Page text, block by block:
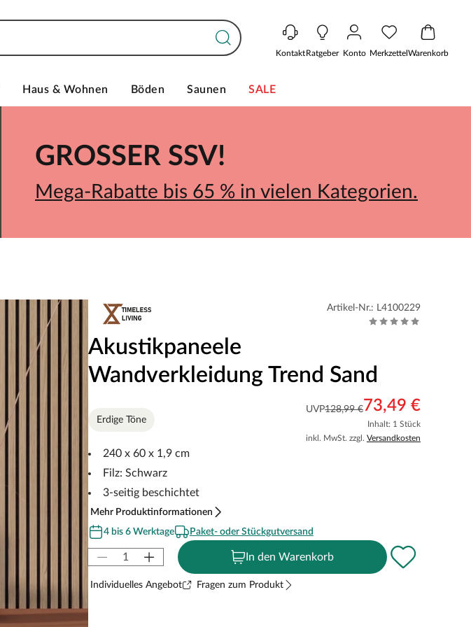
KontaktRatgeber Konto MerkzettelWarenkorb
Haus & Wohnen Böden Saunen SALE
GROSSER SSV!
Mega-Rabatte bis 65 % in vielen Kategorien.
Artikel-Nr.: L4100229
Akustikpaneele
Wandverkleidung Trend Sand
UVP128,99 €73,49 €
Inhalt: 1 Stück
inkl. MwSt. zzgl. Versandkosten
Erdige Töne
240 x 60 x 1,9 cm
Filz: Schwarz
3-seitig beschichtet
Mehr Produktinformationen
4 bis 6 Werktage
Paket- oder Stückgutversand
In den Warenkorb
Individuelles Angebot Fragen zum Produkt